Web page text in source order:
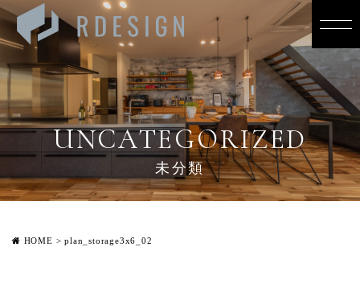
UNCATEGORIZED
未分類
HOME >plan_storage3x6_02